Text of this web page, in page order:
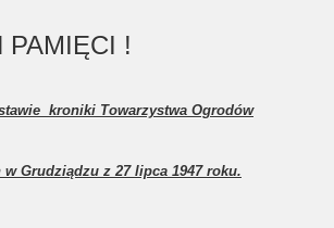
PAMIĘCI !
kroniki Towarzystwa Ogrodów
w Grudziądzu z 27 lipca 1947 roku.